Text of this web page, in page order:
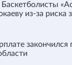
Баскетболисты
из-за риска